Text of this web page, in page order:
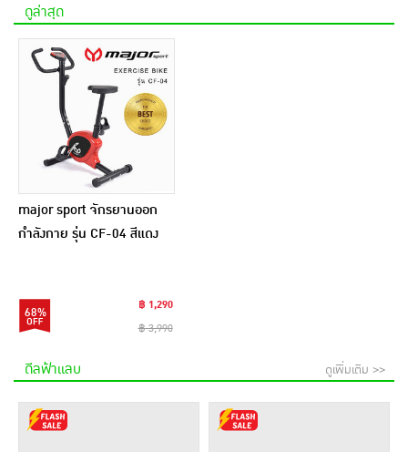
ดูล่าสุด
major sport จักรยานออก
กำลังกาย รุ่น CF-04 สีแดง
68%
฿ 1,290
฿ 3,990
ดีลฟ้าแลบ ดูเพิ่มเติม >>